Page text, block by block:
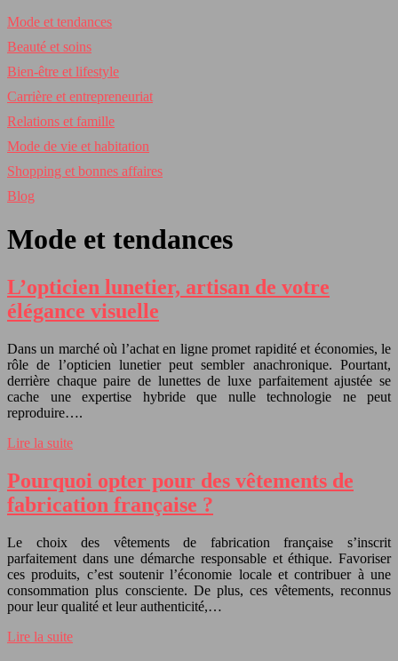
Mode et tendances
Beauté et soins
Bien-être et lifestyle
Carrière et entrepreneuriat
Relations et famille
Mode de vie et habitation
Shopping et bonnes affaires
Blog
Mode et tendances
L’opticien lunetier, artisan de votre
élégance visuelle
Dans un marché où l’achat en ligne promet rapidité et économies, le
rôle de l’opticien lunetier peut sembler anachronique. Pourtant,
derrière chaque paire de lunettes de luxe parfaitement ajustée se
cache une expertise hybride que nulle technologie ne peut
reproduire….
Lire la suite
Pourquoi opter pour des vêtements de
fabrication française ?
Le choix des vêtements de fabrication française s’inscrit
parfaitement dans une démarche responsable et éthique. Favoriser
ces produits, c’est soutenir l’économie locale et contribuer à une
consommation plus consciente. De plus, ces vêtements, reconnus
pour leur qualité et leur authenticité,…
Lire la suite